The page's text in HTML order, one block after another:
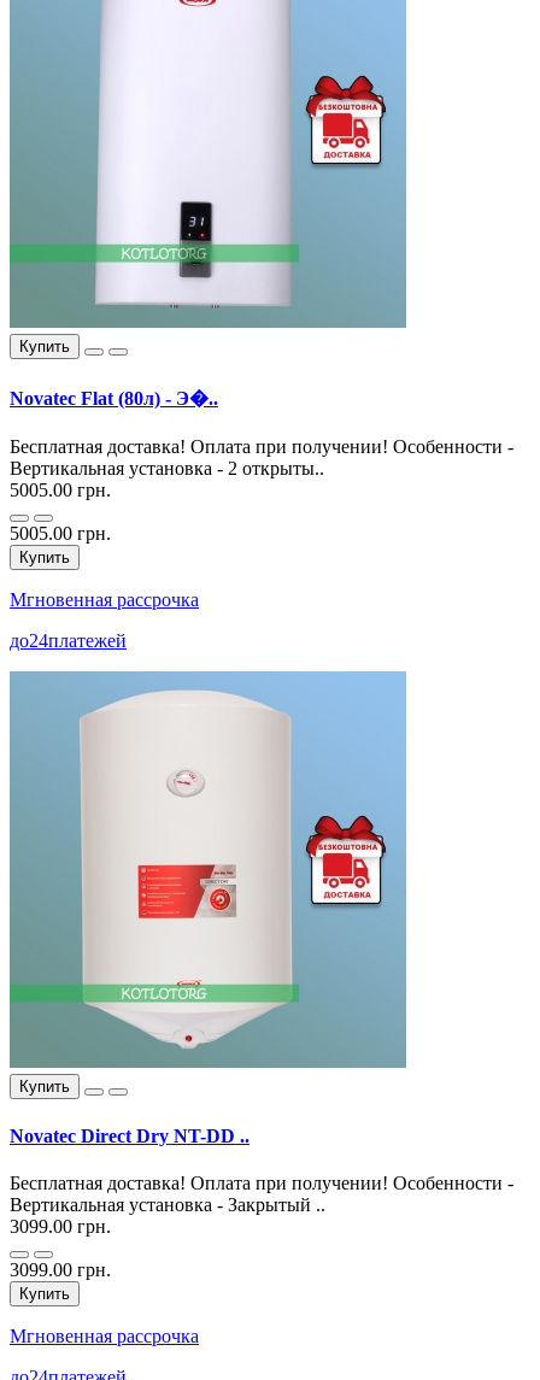
Купить
Novatec Flat (80л) - Э�..
Бесплатная доставка! Оплата при получении! Особенности -
Вертикальная установка - 2 открыты..
5005.00 грн.
5005.00 грн.
Купить
Мгновенная рассрочка
до24платежей
Купить
Novatec Direct Dry NT-DD ..
Бесплатная доставка! Оплата при получении! Особенности -
Вертикальная установка - Закрытый ..
3099.00 грн.
3099.00 грн.
Купить
Мгновенная рассрочка